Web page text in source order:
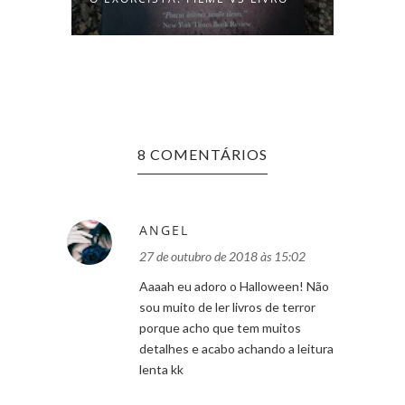
8 COMENTÁRIOS
ANGEL
27 de outubro de 2018 às 15:02
Aaaah eu adoro o Halloween! Não
sou muito de ler livros de terror
porque acho que tem muitos
detalhes e acabo achando a leitura
lenta kk